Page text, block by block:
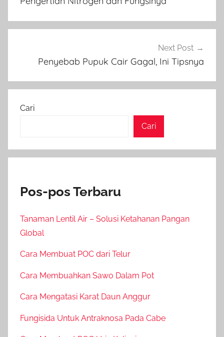
Next Post
Penyebab Pupuk Cair Gagal, Ini Tipsnya
Cari
Cari
Pos-pos Terbaru
Tanaman Lentil Air – Solusi Ketahanan Pangan
Global
Cara Membuat POC dari Telur
Cara Membuahkan Sawo Dalam Pot
Cara Mengatasi Karat Daun Anggur
Fungisida Untuk Antraknosa Pada Cabe